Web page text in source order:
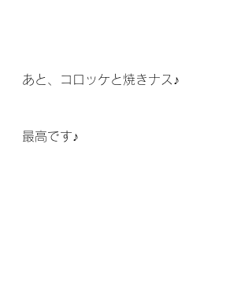
あと、コロッケと焼きナス♪
最高です♪